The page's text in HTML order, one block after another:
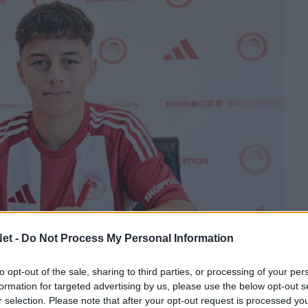
- Do Not Process My Personal Information
opt-out of the sale, sharing to third parties, or processing of your
for targeted advertising by us, please use the below opt-out
selection. Please note that after your opt-out request is processed
την μεταγραφή του νεαρού Γιάννη